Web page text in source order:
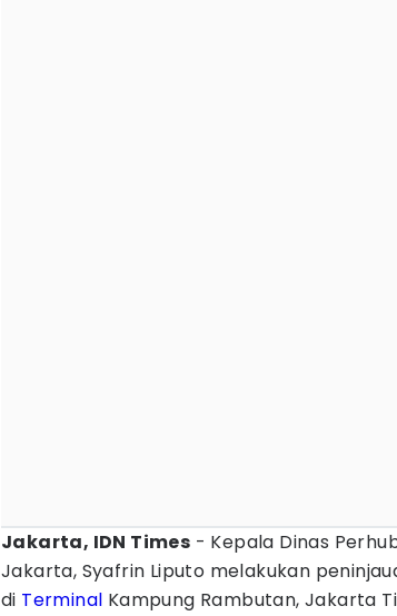
Jakarta, IDN Times - Kepala Dinas
Jakarta, Syafrin Liputo melakukan
di Terminal Kampung Rambutan, Jakarta